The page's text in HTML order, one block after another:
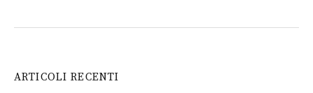
ARTICOLI RECENTI